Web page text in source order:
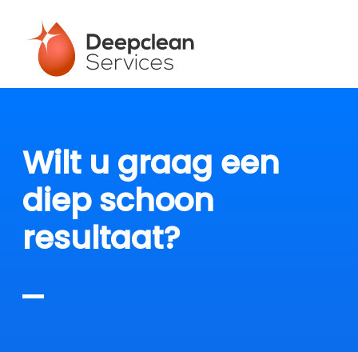
Wilt u graag een
diep schoon
resultaat?